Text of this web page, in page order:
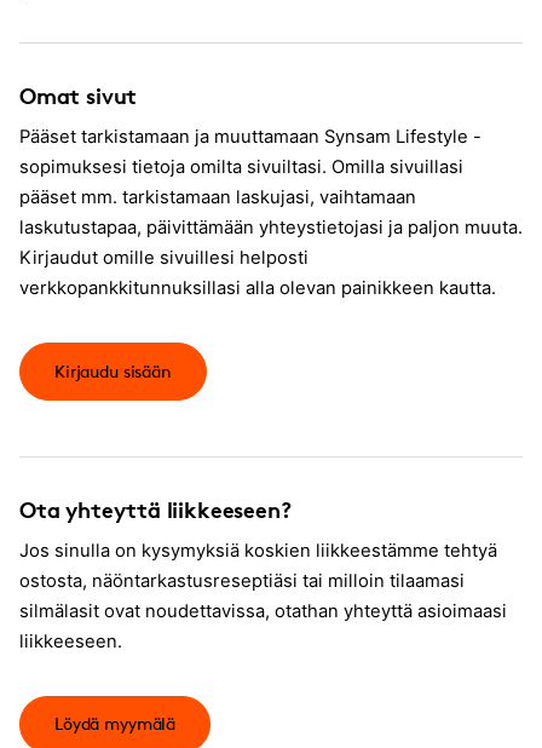
Omat sivut
Pääset tarkistamaan ja muuttamaan Synsam Lifestyle -
sopimuksesi tietoja omilta sivuiltasi. Omilla sivuillasi
pääset mm. tarkistamaan laskujasi, vaihtamaan
laskutustapaa, päivittämään yhteystietojasi ja paljon muuta.
Kirjaudut omille sivuillesi helposti
verkkopankkitunnuksillasi alla olevan painikkeen kautta.
Kirjaudu sisään
Ota yhteyttä liikkeeseen?
Jos sinulla on kysymyksiä koskien liikkeestämme tehtyä
ostosta, näöntarkastusreseptiäsi tai milloin tilaamasi
silmälasit ovat noudettavissa, otathan yhteyttä asioimaasi
liikkeeseen.
Löydä myymälä